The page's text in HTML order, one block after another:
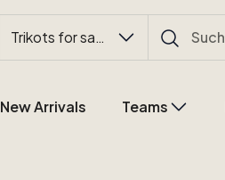
Trikots for sale
New Arrivals Teams